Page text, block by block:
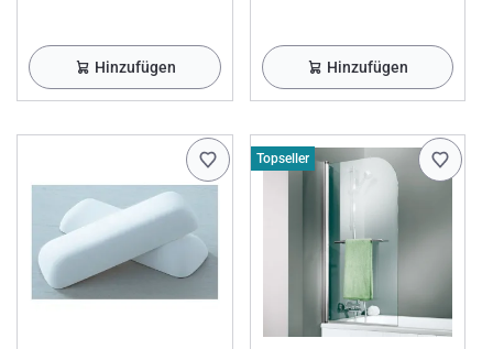
Herstellerinformationen
Franz Kaldewei GmbH & Co. KG, Beckumer Str. 33-35,
59229 Ahlen DE, customerservice@kaldewei.com
Hinzufügen Hinzufügen
Topseller